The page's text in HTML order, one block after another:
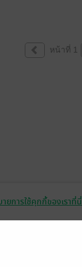
หน้าที่ 1
ายการใช้คุกกี้ของเราที่นี่